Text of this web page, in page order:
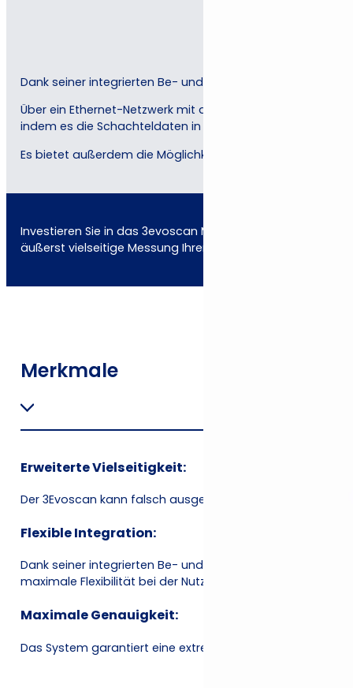
Dank seiner integrierten Be- und Entladestationen lässt
Über ein Ethernet-Netzwerk mit der Panotec
indem es die Schachteldaten in Echtzeit an die Maschine
Es bietet außerdem die Möglichkeit, ein komplettes
Investieren Sie in das 3evoscan Messzubehör für eine
äußerst vielseitige Messung Ihrer Produkte! ODER
Merkmale
Erweiterte Vielseitigkeit:
Der 3Evoscan kann falsch ausgerichtete und
Flexible Integration:
Dank seiner integrierten Be- und Entladestationen lässt
maximale Flexibilität bei der Nutzung.
Maximale Genauigkeit:
Das System garantiert eine extrem genaue Messung